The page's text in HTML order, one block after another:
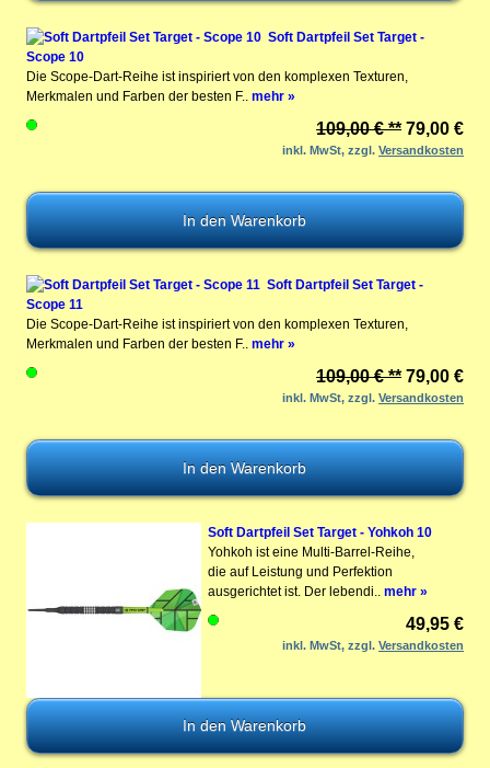
Soft Dartpfeil Set Target -
Scope 10
Die Scope-Dart-Reihe ist inspiriert von den komplexen Texturen,
Merkmalen und Farben der besten F.. mehr »
109,00 € ** 79,00 €
inkl. MwSt, zzgl.Versandkosten
Soft Dartpfeil Set Target -
Scope 11
Die Scope-Dart-Reihe ist inspiriert von den komplexen Texturen,
Merkmalen und Farben der besten F.. mehr »
109,00 € ** 79,00 €
inkl. MwSt, zzgl.Versandkosten
Soft Dartpfeil Set Target - Yohkoh 10
Yohkoh ist eine Multi-Barrel-Reihe,
die auf Leistung und Perfektion
ausgerichtet ist. Der lebendi.. mehr »
49,95 €
inkl. MwSt, zzgl.Versandkosten